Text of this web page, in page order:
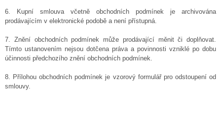
6. Kupní smlouva včetně obchodních podmínek je archivována
prodávajícím v elektronické podobě a není přístupná.
7. Znění obchodních podmínek může prodávající měnit či doplňovat.
Tímto ustanovením nejsou dotčena práva a povinnosti vzniklé po dobu
účinnosti předchozího znění obchodních podmínek.
8. Přílohou obchodních podmínek je vzorový formulář pro odstoupení od
smlouvy.